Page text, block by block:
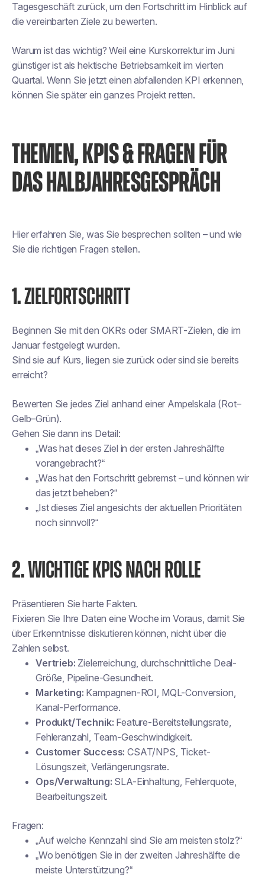
Tagesgeschäft zurück, um den Fortschritt im Hinblick auf
die vereinbarten Ziele zu bewerten.
Warum ist das wichtig? Weil eine Kurskorrektur im Juni
günstiger ist als hektische Betriebsamkeit im vierten
Quartal. Wenn Sie jetzt einen abfallenden KPI erkennen,
können Sie später ein ganzes Projekt retten.
THEMEN, KPIS & FRAGEN FÜR
DAS HALBJAHRESGESPRÄCH
Hier erfahren Sie, was Sie besprechen sollten – und wie
Sie die richtigen Fragen stellen.
1.ZIELFORTSCHRITT
Beginnen Sie mit den OKRs oder SMART-Zielen, die im
Januar festgelegt wurden.
Sind sie auf Kurs, liegen sie zurück oder sind sie bereits
erreicht?
Bewerten Sie jedes Ziel anhand einer Ampelskala (Rot–
Gelb–Grün).
Gehen Sie dann ins Detail:
„Was hat dieses Ziel in der ersten Jahreshälfte
vorangebracht?“
„Was hat den Fortschritt gebremst – und können wir
das jetzt beheben?“
„Ist dieses Ziel angesichts der aktuellen Prioritäten
noch sinnvoll?“
2.WICHTIGE KPIS NACH ROLLE
Präsentieren Sie harte Fakten.
Fixieren Sie Ihre Daten eine Woche im Voraus, damit Sie
über Erkenntnisse diskutieren können, nicht über die
Zahlen selbst.
Vertrieb: Zielerreichung, durchschnittliche Deal-
Größe, Pipeline-Gesundheit.
Marketing: Kampagnen-ROI, MQL-Conversion,
Kanal-Performance.
Produkt/Technik: Feature-Bereitstellungsrate,
Fehleranzahl, Team-Geschwindigkeit.
Customer Success: CSAT/NPS, Ticket-
Lösungszeit, Verlängerungsrate.
Ops/Verwaltung: SLA-Einhaltung, Fehlerquote,
Bearbeitungszeit.
Fragen:
„Auf welche Kennzahl sind Sie am meisten stolz?“
„Wo benötigen Sie in der zweiten Jahreshälfte die
meiste Unterstützung?“